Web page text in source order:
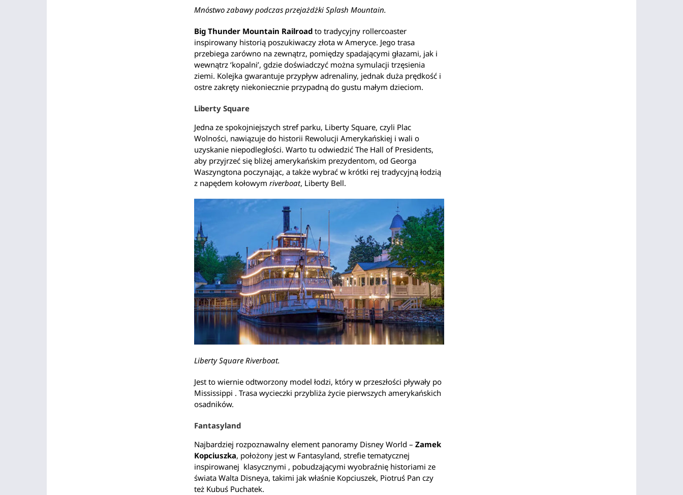
Mnóstwo zabawy podczas przejażdżki Splash Mountain.
Big Thunder Mountain Railroad to tradycyjny rollercoaster
inspirowany historią poszukiwaczy złota w Ameryce. Jego trasa
przebiega zarówno na zewnątrz, pomiędzy spadającymi głazami, jak i
wewnątrz ‘kopalni’, gdzie doświadczyć można symulacji trzęsienia
ziemi. Kolejka gwarantuje przypływ adrenaliny, jednak duża prędkość i
ostre zakręty niekoniecznie przypadną do gustu małym dzieciom.
Liberty Square
Jedna ze spokojniejszych stref parku, Liberty Square, czyli Plac
Wolności, nawiązuje do historii Rewolucji Amerykańskiej i wali o
uzyskanie niepodległości. Warto tu odwiedzić The Hall of Presidents,
aby przyjrzeć się bliżej amerykańskim prezydentom, od Georga
Waszyngtona poczynając, a także wybrać w krótki rej tradycyjną łodzią
z napędem kołowym riverboat, Liberty Bell.
Liberty Square Riverboat.
Jest to wiernie odtworzony model łodzi, który w przeszłości pływały po
Mississippi . Trasa wycieczki przybliża życie pierwszych amerykańskich
osadników.
Fantasyland
Najbardziej rozpoznawalny element panoramy Disney World – Zamek
Kopciuszka, położony jest w Fantasyland, strefie tematycznej
inspirowanej klasycznymi , pobudzającymi wyobraźnię historiami ze
świata Walta Disneya, takimi jak właśnie Kopciuszek, Piotruś Pan czy
też Kubuś Puchatek.